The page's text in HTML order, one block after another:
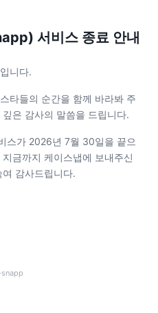
서비스 종료 안내
니다.
타들의 순간을 함께 바라봐 주
은 감사의 말씀을 드립니다.
스가 2026년 7월 30일을 끝으
금까지 케이스냅에 보내주신
감사드립니다.